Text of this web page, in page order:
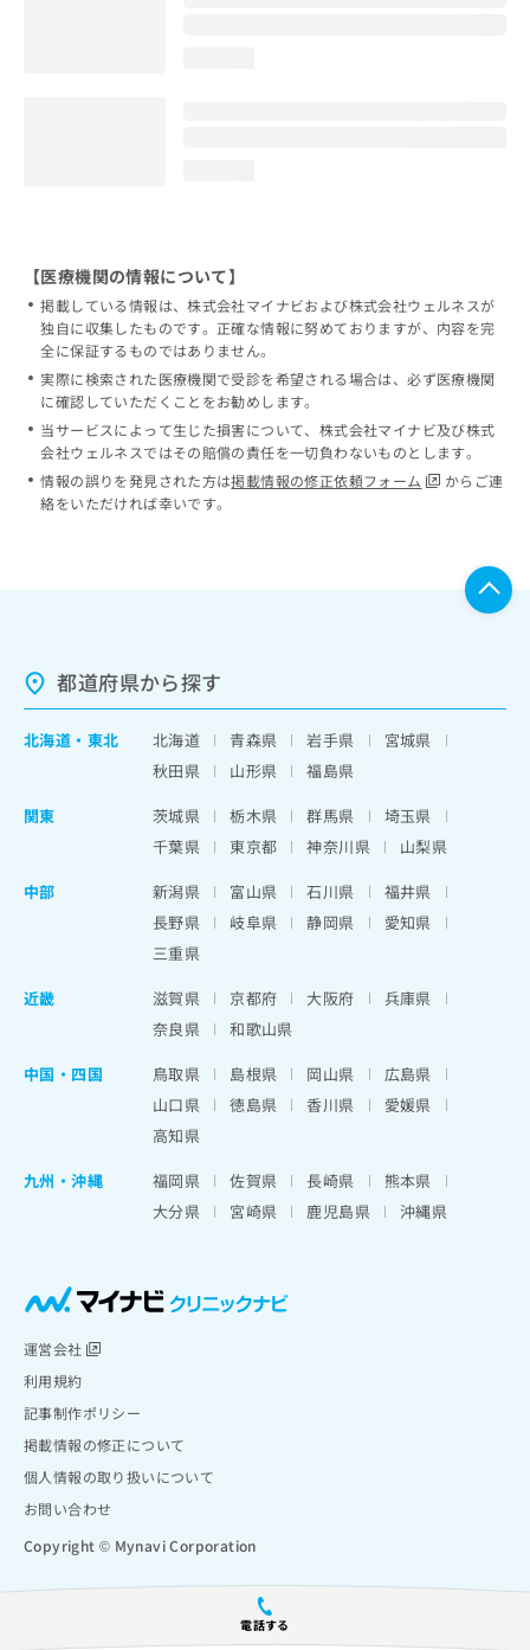
電話する
【医療機関の情報について】
掲載している情報は、株式会社マイナビおよび株式会社ウェルネスが
独自に収集したものです。正確な情報に努めておりますが、内容を完
全に保証するものではありません。
実際に検索された医療機関で受診を希望される場合は、必ず医療機関
に確認していただくことをお勧めします。
当サービスによって生じた損害について、株式会社マイナビ及び株式
会社ウェルネスではその賠償の責任を一切負わないものとします。
情報の誤りを発見された方は掲載情報の修正依頼フォーム
からご連
絡をいただければ幸いです。
都道府県から探す
北海道 ・ 東北 北海道 青森県 岩手県
宮城県
秋田県
山形県
福島県
関東
茨城県 栃木県 群馬県
埼玉県
千葉県
東京都 神奈川県
山梨県
中部
新潟県 富山県 石川県
福井県
長野県
岐阜県 静岡県
愛知県
三重県
近畿
滋賀県 京都府 大阪府
兵庫県
奈良県
和歌山県
中国・四国
鳥取県 島根県 岡山県
広島県
山口県
徳島県 香川県
愛媛県
高知県
九州・沖縄
福岡県 佐賀県 長崎県
熊本県
大分県
宮崎県 鹿児島県 沖縄県
運営会社
利用規約
記事制作ポリシー
掲載情報の修正について
個人情報の取り扱いについて
お問い合わせ
Copyright © Mynavi Corporation